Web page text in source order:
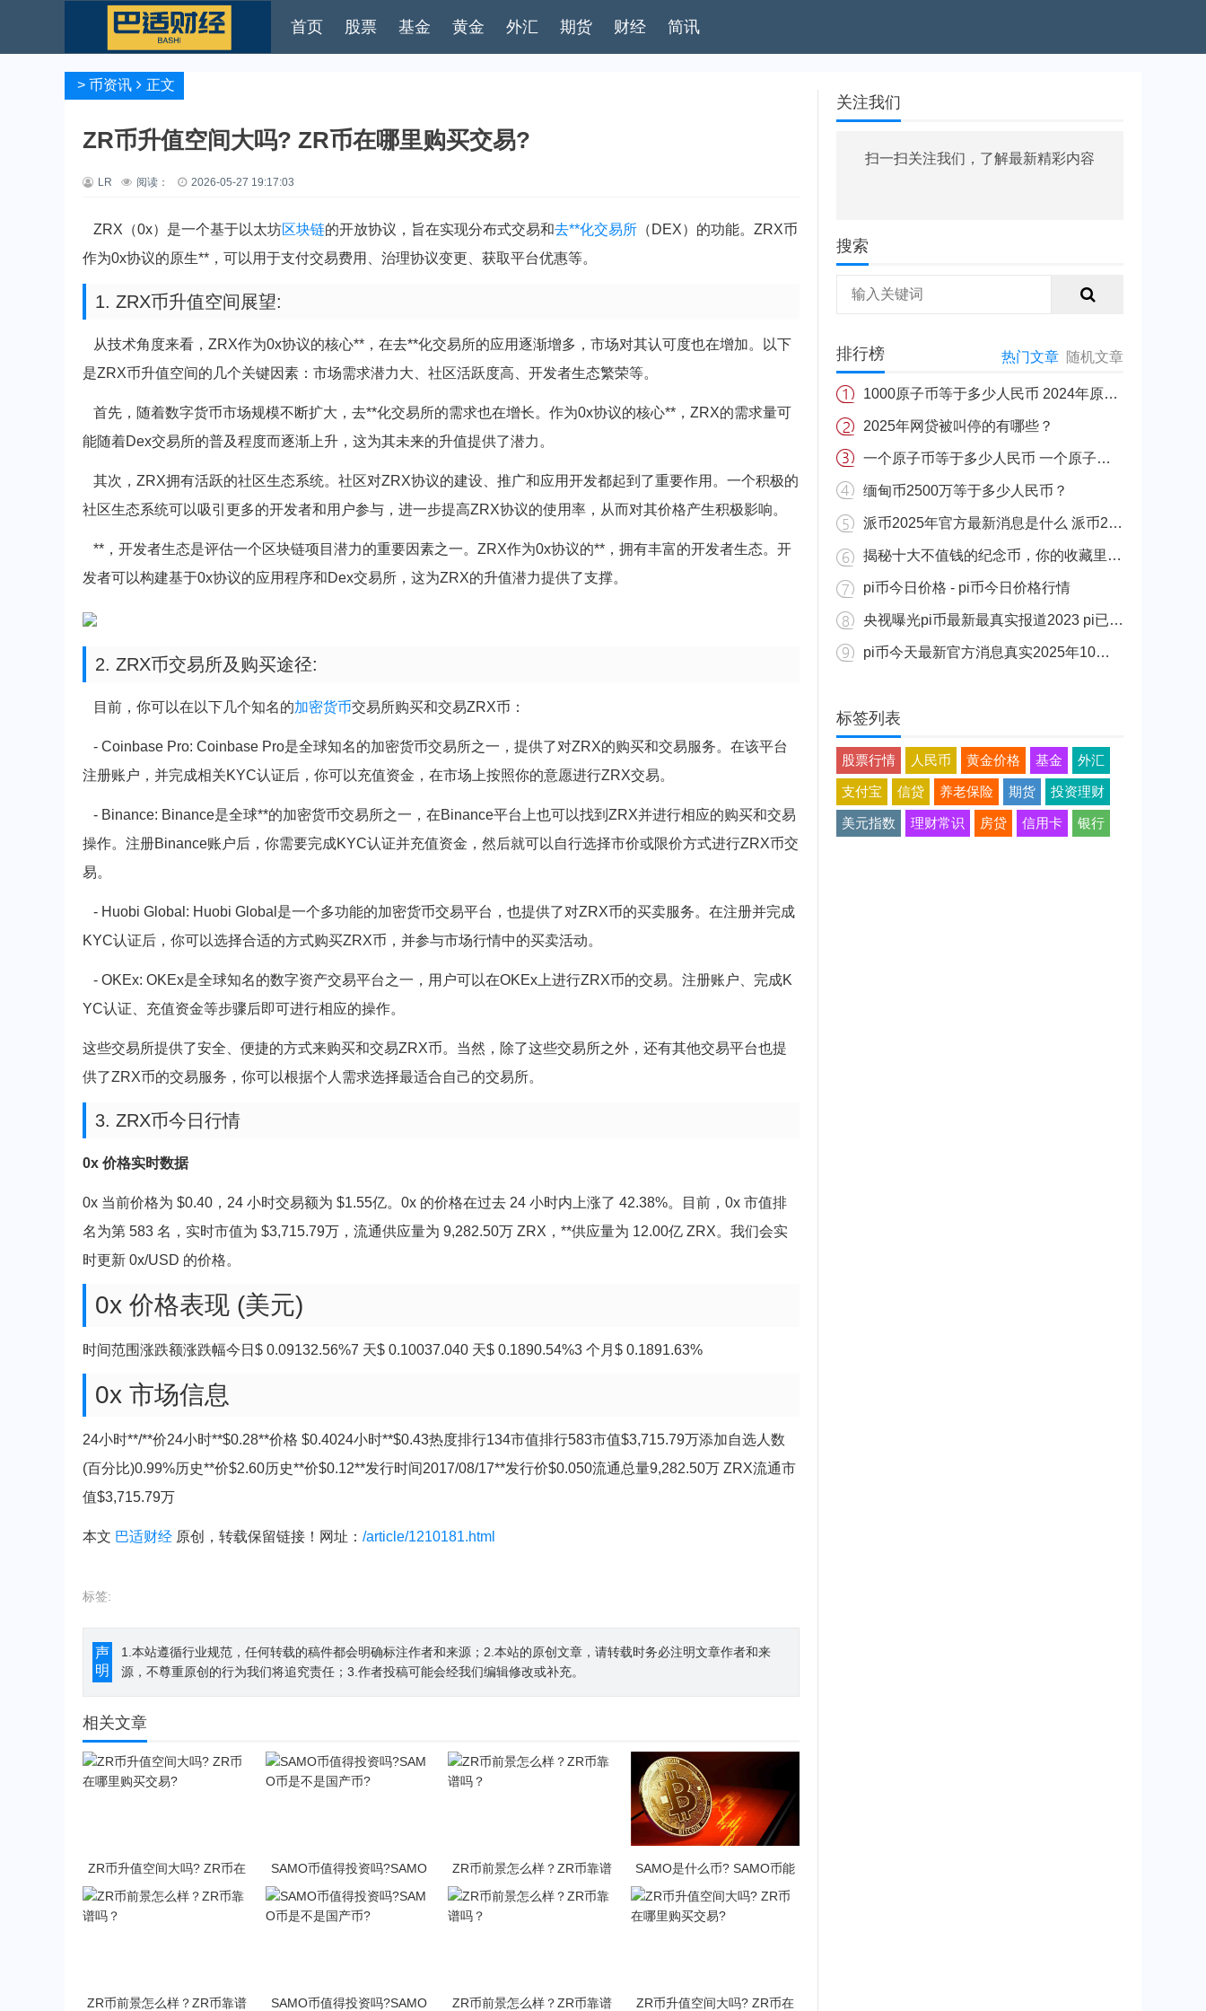
首页 股票 基金 黄金 外汇 期货 财经 简讯
> 币资讯 正文
ZR币升值空间大吗? ZR币在哪里购买交易?
LR 阅读： 2026-05-27 19:17:03
ZRX（0x）是一个基于以太坊区块链的开放协议，旨在实现分布式交易和去**化交易所 （DEX）的功能。ZRX币
作为0x协议的原生**，可以用于支付交易费用、治理协议变更、获取平台优惠等。
1. ZRX币升值空间展望:
从技术角度来看，ZRX作为0x协议的核心**，在去**化交易所的应用逐渐增多，市场对其认可度也在增加。以下
是ZRX币升值空间的几个关键因素：市场需求潜力大、社区活跃度高、开发者生态繁荣等。
首先，随着数字货币市场规模不断扩大，去**化交易所的需求也在增长。作为0x协议的核心**，ZRX的需求量可
能随着Dex交易所的普及程度而逐渐上升，这为其未来的升值提供了潜力。
其次，ZRX拥有活跃的社区生态系统。社区对ZRX协议的建设、推广和应用开发都起到了重要作用。一个积极的
社区生态系统可以吸引更多的开发者和用户参与，进一步提高ZRX协议的使用率，从而对其价格产生积极影响。
**，开发者生态是评估一个区块链项目潜力的重要因素之一。ZRX作为0x协议的**，拥有丰富的开发者生态。开
发者可以构建基于0x协议的应用程序和Dex交易所，这为ZRX的升值潜力提供了支撑。
2. ZRX币交易所及购买途径:
目前，你可以在以下几个知名的加密货币交易所购买和交易ZRX币：
- Coinbase Pro: Coinbase Pro是全球知名的加密货币交易所之一，提供了对ZRX的购买和交易服务。在该平台
注册账户，并完成相关KYC认证后，你可以充值资金，在市场上按照你的意愿进行ZRX交易。
- Binance: Binance是全球**的加密货币交易所之一，在Binance平台上也可以找到ZRX并进行相应的购买和交易
操作。注册Binance账户后，你需要完成KYC认证并充值资金，然后就可以自行选择市价或限价方式进行ZRX币交
易。
- Huobi Global: Huobi Global是一个多功能的加密货币交易平台，也提供了对ZRX币的买卖服务。在注册并完成
KYC认证后，你可以选择合适的方式购买ZRX币，并参与市场行情中的买卖活动。
- OKEx: OKEx是全球知名的数字资产交易平台之一，用户可以在OKEx上进行ZRX币的交易。注册账户、完成K
YC认证、充值资金等步骤后即可进行相应的操作。
这些交易所提供了安全、便捷的方式来购买和交易ZRX币。当然，除了这些交易所之外，还有其他交易平台也提
供了ZRX币的交易服务，你可以根据个人需求选择最适合自己的交易所。
3. ZRX币今日行情
0x 价格实时数据
0x 当前价格为 $0.40，24 小时交易额为 $1.55亿。0x 的价格在过去 24 小时内上涨了 42.38%。目前，0x 市值排
名为第 583 名，实时市值为 $3,715.79万，流通供应量为 9,282.50万 ZRX，**供应量为 12.00亿 ZRX。我们会实
时更新 0x/USD 的价格。
0x 价格表现 (美元)
时间范围涨跌额涨跌幅今日$ 0.09132.56%7 天$ 0.10037.040 天$ 0.1890.54%3 个月$ 0.1891.63%
0x 市场信息
24小时**/**价24小时**$0.28**价格 $0.4024小时**$0.43热度排行134市值排行583市值$3,715.79万添加自选人数
(百分比)0.99%历史**价$2.60历史**价$0.12**发行时间2017/08/17**发行价$0.050流通总量9,282.50万 ZRX流通市
值$3,715.79万
本文 巴适财经 原创，转载保留链接！网址： /article/1210181.html
标签:
声
明
1.本站遵循行业规范，任何转载的稿件都会明确标注作者和来源；2.本站的原创文章，请转载时务必注明文章作者和来
源，不尊重原创的行为我们将追究责任；3.作者投稿可能会经我们编辑修改或补充。
相关文章
ZR币升值空间大吗? ZR币在
SAMO币值得投资吗?SAMO
ZR币前景怎么样？ZR币靠谱
SAMO是什么币? SAMO币能
ZR币前景怎么样？ZR币靠谱 SAMO币值得投资吗?SAMO ZR币前景怎么样？ZR币靠谱 ZR币升值空间大吗? ZR币在
关注我们
扫一扫关注我们，了解最新精彩内容
搜索
排行榜 热门文章 随机文章
1000原子币等于多少人民币 2024年原子币最新价格介绍一览
2025年网贷被叫停的有哪些？
一个原子币等于多少人民币 一个原子币价格介绍
缅甸币2500万等于多少人民币？
派币2025年官方最新消息是什么 派币2025年官方最新消息真实分享
揭秘十大不值钱的纪念币，你的收藏里有吗？
pi币今日价格 - pi币今日价格行情
央视曝光pi币最新最真实报道2023 pi已经成功了是真的吗（假的）
pi币今天最新官方消息真实2025年10月 派币今天最新消息介绍
标签列表
股票行情 人民币 黄金价格 基金 外汇
支付宝 信贷 养老保险 期货 投资理财
美元指数 理财常识 房贷 信用卡 银行